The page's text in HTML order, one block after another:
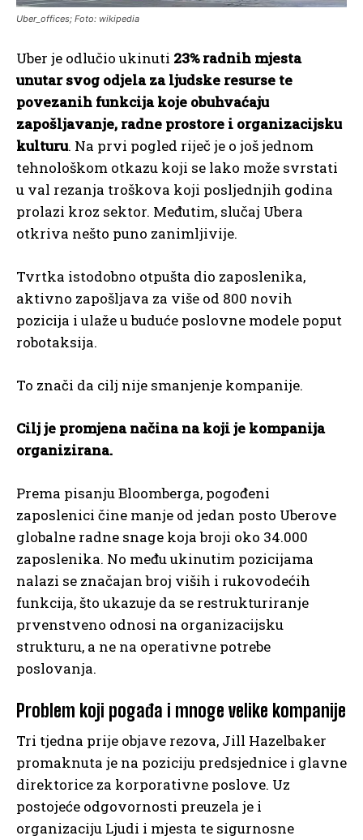
Uber_offices; Foto: wikipedia
Uber je odlučio ukinuti 23% radnih mjesta
unutar svog odjela za ljudske resurse te
povezanih funkcija koje obuhvaćaju
zapošljavanje, radne prostore i organizacijsku
kulturu. Na prvi pogled riječ je o još jednom
tehnološkom otkazu koji se lako može svrstati
u val rezanja troškova koji posljednjih godina
prolazi kroz sektor. Međutim, slučaj Ubera
otkriva nešto puno zanimljivije.
Tvrtka istodobno otpušta dio zaposlenika,
aktivno zapošljava za više od 800 novih
pozicija i ulaže u buduće poslovne modele poput
robotaksija.
To znači da cilj nije smanjenje kompanije.
Cilj je promjena načina na koji je kompanija
organizirana.
Prema pisanju Bloomberga, pogođeni
zaposlenici čine manje od jedan posto Uberove
globalne radne snage koja broji oko 34.000
zaposlenika. No među ukinutim pozicijama
nalazi se značajan broj viših i rukovodećih
funkcija, što ukazuje da se restrukturiranje
prvenstveno odnosi na organizacijsku
strukturu, a ne na operativne potrebe
poslovanja.
Problem koji pogađa i mnoge velike kompanije
Tri tjedna prije objave rezova, Jill Hazelbaker
promaknuta je na poziciju predsjednice i glavne
direktorice za korporativne poslove. Uz
postojeće odgovornosti preuzela je i
organizaciju Ljudi i mjesta te sigurnosne